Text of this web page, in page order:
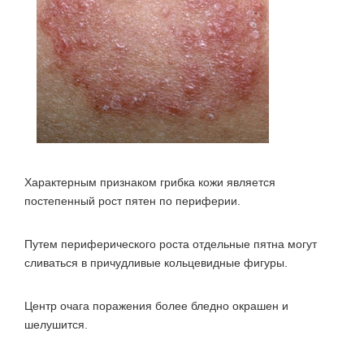
Характерным признаком грибка кожи является
постепенный рост пятен по периферии.
Путем периферического роста отдельные пятна могут
сливаться в причудливые кольцевидные фигуры.
Центр очага поражения более бледно окрашен и
шелушится.